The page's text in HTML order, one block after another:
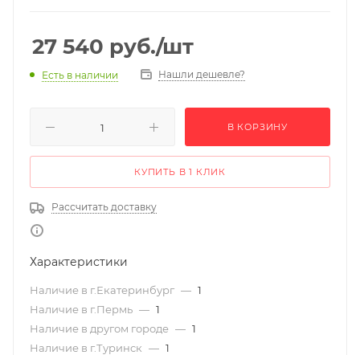
27 540 руб./шт
Есть в наличии Нашли дешевле?
В КОРЗИНУ
КУПИТЬ В 1 КЛИК
Рассчитать доставку
Характеристики
Наличие в г.Екатеринбург — 1
Наличие в г.Пермь — 1
Наличие в другом городе — 1
Наличие в г.Туринск — 1